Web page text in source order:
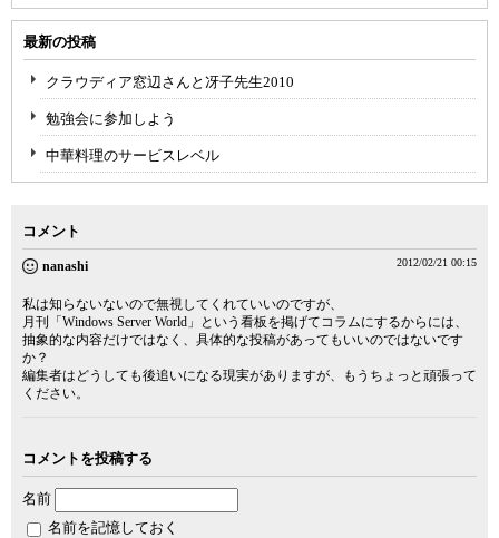
最新の投稿
クラウディア窓辺さんと冴子先生2010
勉強会に参加しよう
中華料理のサービスレベル
コメント
nanashi 2012/02/21 00:15
私は知らないないので無視してくれていいのですが、
月刊「Windows Server World」という看板を掲げてコラムにするからには、
抽象的な内容だけではなく、具体的な投稿があってもいいのではないです
か？
編集者はどうしても後追いになる現実がありますが、もうちょっと頑張って
ください。
コメントを投稿する
名前
名前を記憶しておく